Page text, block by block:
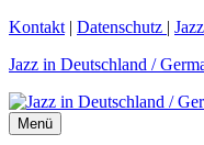
Zum
springen
Kontakt | Datenschutz |
Jazz in Deutschland /
Menü